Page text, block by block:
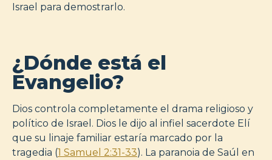
Israel para demostrarlo.
¿Dónde está el
Evangelio?
Dios controla completamente el drama religioso y
político de Israel. Dios le dijo al infiel sacerdote Elí
que su linaje familiar estaría marcado por la
tragedia (1 Samuel 2:31-33). La paranoia de Saúl en